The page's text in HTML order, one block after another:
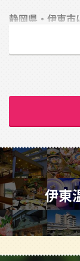
静岡県・伊東
らハトヤ」の
か。歴史の古い
もともと厳選
掘りに移行され
は、722（使用
を誇っています
そんな伊東温泉
設・サービスの
あり、リゾート
て、ニーズに合
て、その数150
伊東